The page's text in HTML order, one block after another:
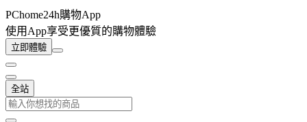
PChome24h購物App
使用App享受更優質的購物體驗
立即體驗
全站